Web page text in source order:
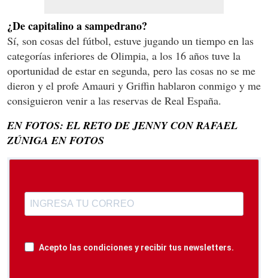
¿De capitalino a sampedrano?
Sí, son cosas del fútbol, estuve jugando un tiempo en las
categorías inferiores de Olimpia, a los 16 años tuve la
oportunidad de estar en segunda, pero las cosas no se me
dieron y el profe Amauri y Griffin hablaron conmigo y me
consiguieron venir a las reservas de Real España.
EN FOTOS: EL RETO DE JENNY CON RAFAEL
ZÚNIGA EN FOTOS
Acepto las condiciones y recibir tus newsletters.